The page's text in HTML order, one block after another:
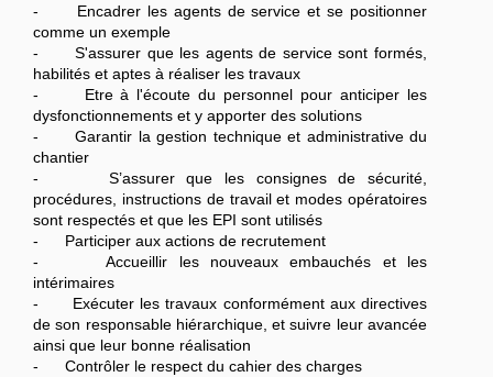
- Encadrer les agents de service et se positionner
comme un exemple
- S'assurer que les agents de service sont formés,
habilités et aptes à réaliser les travaux
- Etre à l'écoute du personnel pour anticiper les
dysfonctionnements et y apporter des solutions
- Garantir la gestion technique et administrative du
chantier
- S’assurer que les consignes de sécurité,
procédures, instructions de travail et modes opératoires
sont respectés et que les EPI sont utilisés
- Participer aux actions de recrutement
- Accueillir les nouveaux embauchés et les
intérimaires
- Exécuter les travaux conformément aux directives
de son responsable hiérarchique, et suivre leur avancée
ainsi que leur bonne réalisation
- Contrôler le respect du cahier des charges